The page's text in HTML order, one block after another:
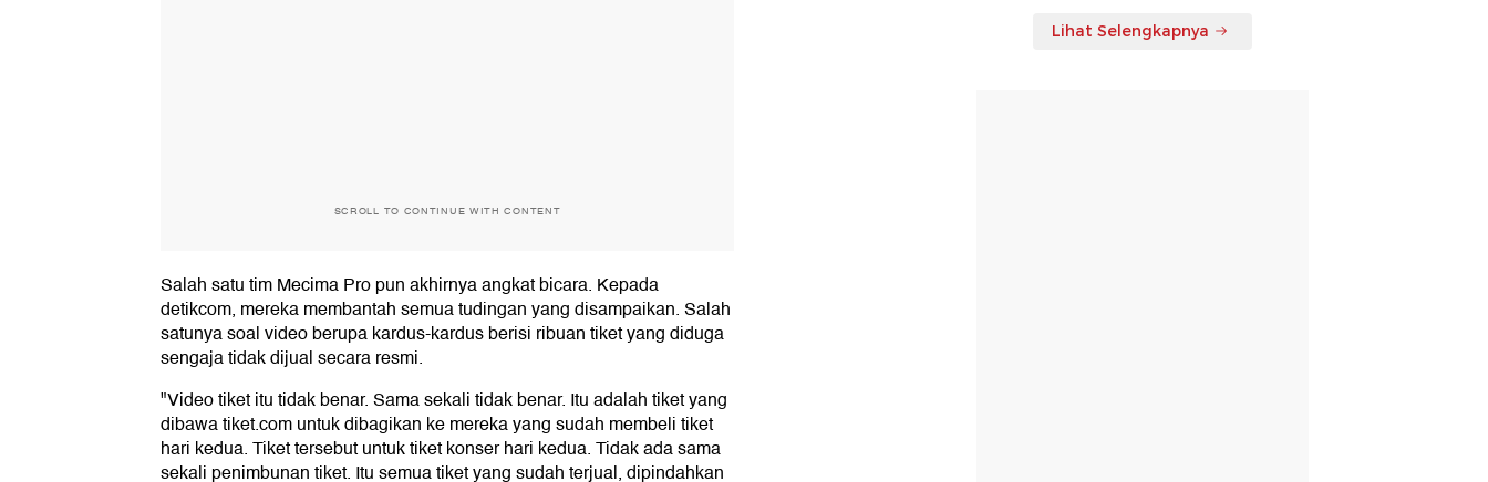
SCROLL TO CONTINUE WITH CONTENT
Salah satu tim Mecima Pro pun akhirnya angkat bicara. Kepada
detikcom, mereka membantah semua tudingan yang disampaikan. Salah
satunya soal video berupa kardus-kardus berisi ribuan tiket yang diduga
sengaja tidak dijual secara resmi.
"Video tiket itu tidak benar. Sama sekali tidak benar. Itu adalah tiket yang
dibawa tiket.com untuk dibagikan ke mereka yang sudah membeli tiket
hari kedua. Tiket tersebut untuk tiket konser hari kedua. Tidak ada sama
sekali penimbunan tiket. Itu semua tiket yang sudah terjual, dipindahkan
Lihat Selengkapnya